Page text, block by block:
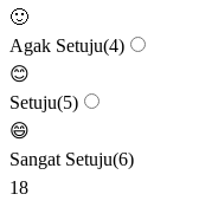
🙂
Agak Setuju(4)
😊
Setuju(5)
😄
Sangat Setuju(6)
18